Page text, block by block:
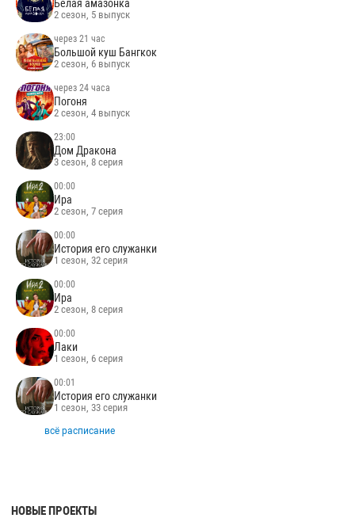
Белая амазонка
2 сезон, 5 выпуск
через 21 час
Большой куш Бангкок
2 сезон, 6 выпуск
через 24 часа
Погоня
2 сезон, 4 выпуск
23:00
Дом Дракона
3 сезон, 8 серия
00:00
Ира
2 сезон, 7 серия
00:00
История его служанки
1 сезон, 32 серия
00:00
Ира
2 сезон, 8 серия
00:00
Лаки
1 сезон, 6 серия
00:01
История его служанки
1 сезон, 33 серия
всё расписание
НОВЫЕ ПРОЕКТЫ